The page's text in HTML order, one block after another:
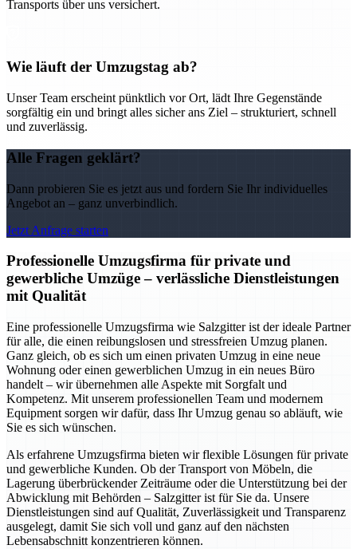
Transports über uns versichert.
Wie läuft der Umzugstag ab?
Unser Team erscheint pünktlich vor Ort, lädt Ihre Gegenstände
sorgfältig ein und bringt alles sicher ans Ziel – strukturiert, schnell
und zuverlässig.
Alle Fragen geklärt?
Dann probieren Sie es jetzt aus und fordern Sie Ihr individuelles
Angebot an – ganz unverbindlich.
Jetzt Anfrage starten
Professionelle Umzugsfirma für private und
gewerbliche Umzüge – verlässliche Dienstleistungen
mit Qualität
Eine professionelle Umzugsfirma wie Salzgitter ist der ideale Partner
für alle, die einen reibungslosen und stressfreien Umzug planen.
Ganz gleich, ob es sich um einen privaten Umzug in eine neue
Wohnung oder einen gewerblichen Umzug in ein neues Büro
handelt – wir übernehmen alle Aspekte mit Sorgfalt und
Kompetenz. Mit unserem professionellen Team und modernem
Equipment sorgen wir dafür, dass Ihr Umzug genau so abläuft, wie
Sie es sich wünschen.
Als erfahrene Umzugsfirma bieten wir flexible Lösungen für private
und gewerbliche Kunden. Ob der Transport von Möbeln, die
Lagerung überbrückender Zeiträume oder die Unterstützung bei der
Abwicklung mit Behörden – Salzgitter ist für Sie da. Unsere
Dienstleistungen sind auf Qualität, Zuverlässigkeit und Transparenz
ausgelegt, damit Sie sich voll und ganz auf den nächsten
Lebensabschnitt konzentrieren können.